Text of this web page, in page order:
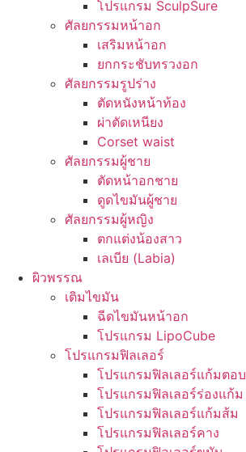
โปรแกรม SculpSure
ศัลยกรรมหน้าอก
เสริมหน้าอก
ยกกระชับทรวงอก
ศัลยกรรมรูปร่าง
ตัดหนังหน้าท้อง
ผ่าตัดเหนียง
Corset waist
ศัลยกรรมผู้ชาย
ตัดหน้าอกชาย
ดูดไขมันผู้ชาย
ศัลยกรรมผู้หญิง
ตกแต่งน้องสาว
เลเบีย (Labia)
ผิวพรรณ
เติมไขมัน
ฉีดไขมันหน้าอก
โปรแกรม LipoCube
โปรแกรมฟิลเลอร์
โปรแกรมฟิลเลอร์แก้มตอบ
โปรแกรมฟิลเลอร์ร่องแก้ม
โปรแกรมฟิลเลอร์แก้มส้ม
โปรแกรมฟิลเลอร์คาง